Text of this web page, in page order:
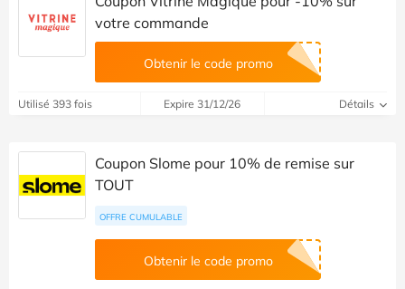
votre commande
Obtenir le code promo
Utilisé 393 fois Expire 31/12/26 Détails
Coupon Slome pour 10% de remise sur
TOUT
OFFRE CUMULABLE
Obtenir le code promo